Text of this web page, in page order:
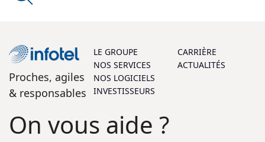
Proches, agiles
& responsables
LE GROUPE
NOS SERVICES
NOS LOGICIELS
INVESTISSEURS
CARRIÈRE
ACTUALITÉS
On vous aide ?